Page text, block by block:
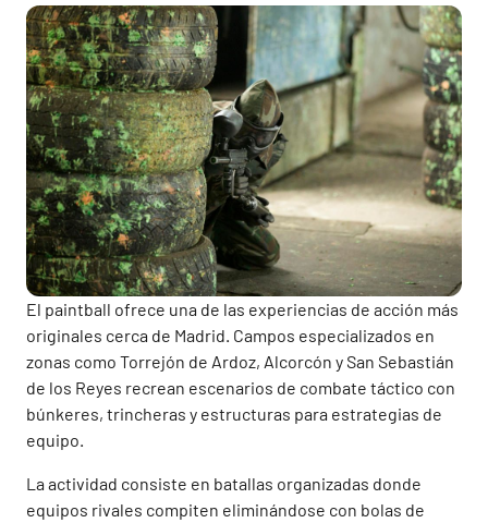
El paintball ofrece una de las experiencias de acción más
originales cerca de Madrid. Campos especializados en
zonas como Torrejón de Ardoz, Alcorcón y San Sebastián
de los Reyes recrean escenarios de combate táctico con
búnkeres, trincheras y estructuras para estrategias de
equipo.
La actividad consiste en batallas organizadas donde
equipos rivales compiten eliminándose con bolas de